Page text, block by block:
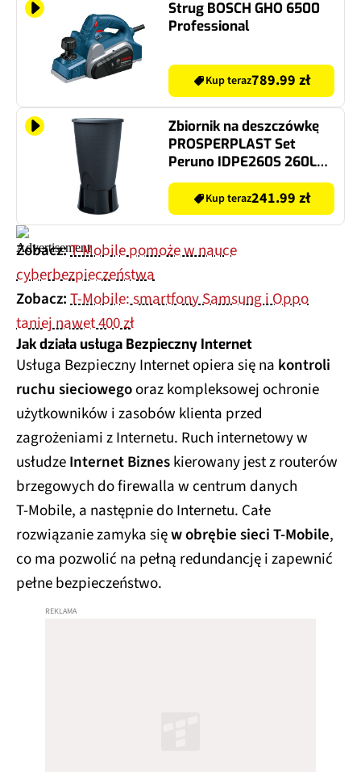
Strug BOSCH GHO 6500
Professional
Kup teraz789.99 zł
Zbiornik na deszczówkę
PROSPERPLAST Set
Peruno IDPE260S 260L
Antracytowy
Kup teraz241.99 zł
Zobacz:T-Mobile pomoże w nauce
cyberbezpieczeństwa
Zobacz:T-Mobile: smartfony Samsung i Oppo
taniej nawet 400 zł
Jak działa usługa Bezpieczny Internet
Usługa Bezpieczny Internet opiera się na kontroli
ruchu sieciowegooraz kompleksowej ochronie
użytkowników i zasobów klienta przed
zagrożeniami z Internetu. Ruch internetowy w
usłudzeInternet Bizneskierowany jest z routerów
brzegowych do firewalla w centrum danych
T‑Mobile, a następnie do Internetu. Całe
rozwiązanie zamyka sięw obrębie sieci T‑Mobile,
co ma pozwolić na pełną redundancję i zapewnić
pełne bezpieczeństwo.